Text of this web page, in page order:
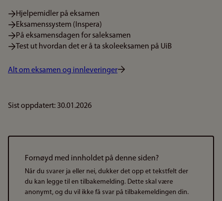
Hjelpemidler på eksamen
Eksamenssystem (Inspera)
På eksamensdagen for saleksamen
Test ut hvordan det er å ta skoleeksamen på UiB
Alt om eksamen og innleveringer
Sist oppdatert: 30.01.2026
Fornøyd med innholdet på denne siden?
Når du svarer ja eller nei, dukker det opp et tekstfelt der
du kan legge til en tilbakemelding. Dette skal være
anonymt, og du vil ikke få svar på tilbakemeldingen din.